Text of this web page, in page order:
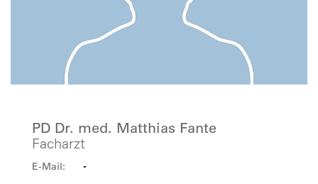
PD Dr. med. Matthias Fante
Facharzt
E-Mail: -